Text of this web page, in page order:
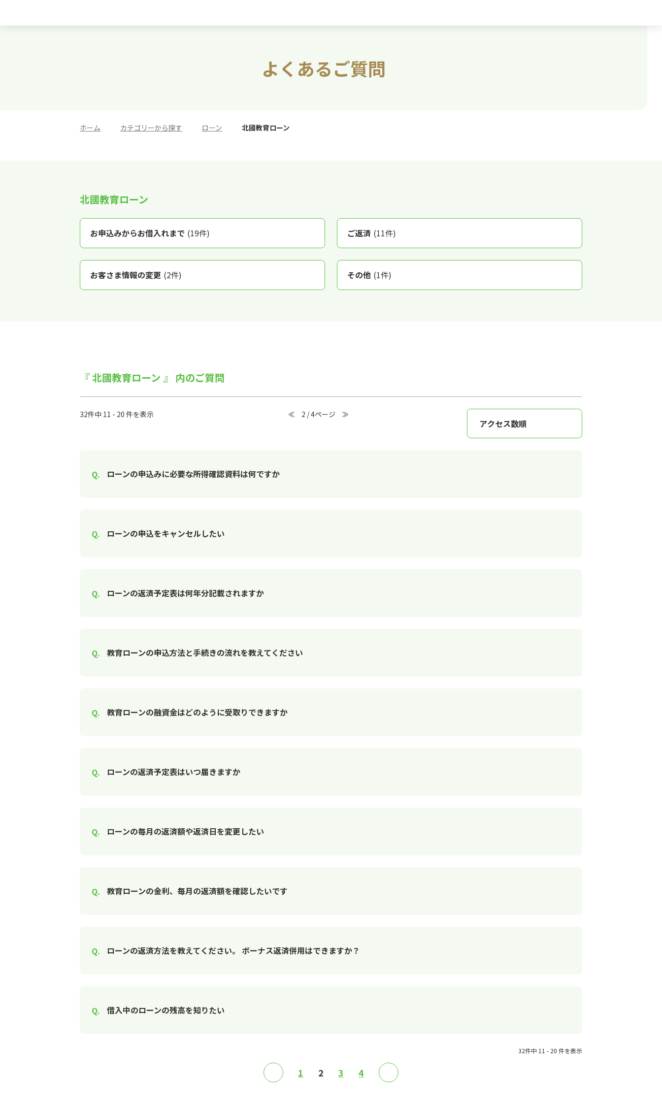
よくあるご質問
ホーム カテゴリーから探す ローン 北國教育ローン
北國教育ローン
お申込みからお借入れまで (19件) ご返済 (11件)
お客さま情報の変更 (2件) その他 (1件)
『 北國教育ローン 』 内のご質問
32件中 11 - 20 件を表示 ≪ 2 / 4ページ ≫
ローンの申込みに必要な所得確認資料は何ですか
ローンの申込をキャンセルしたい
ローンの返済予定表は何年分記載されますか
教育ローンの申込方法と手続きの流れを教えてください
教育ローンの融資金はどのように受取りできますか
ローンの返済予定表はいつ届きますか
ローンの毎月の返済額や返済日を変更したい
教育ローンの金利、毎月の返済額を確認したいです
ローンの返済方法を教えてください。 ボーナス返済併用はできますか？
借入中のローンの残高を知りたい
32件中 11 - 20 件を表示
1 2 3 4